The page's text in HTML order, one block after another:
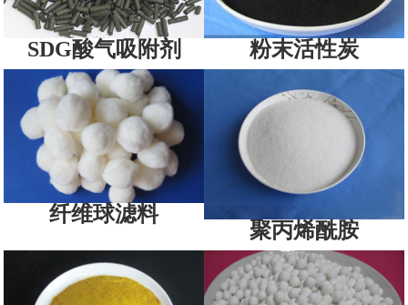
SDG酸气吸附剂 粉末活性炭
纤维球滤料
聚丙烯酰胺